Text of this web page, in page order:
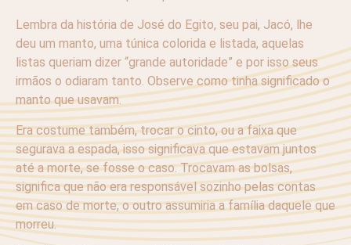
Lembra da história de José do Egito, seu pai, Jacó, lhe
deu um manto, uma túnica colorida e listada, aquelas
listas queriam dizer “grande autoridade” e por isso seus
irmãos o odiaram tanto. Observe como tinha significado o
manto que usavam.
Era costume também, trocar o cinto, ou a faixa que
segurava a espada, isso significava que estavam juntos
até a morte, se fosse o caso. Trocavam as bolsas,
significa que não era responsável sozinho pelas contas
em caso de morte, o outro assumiria a família daquele que
morreu.